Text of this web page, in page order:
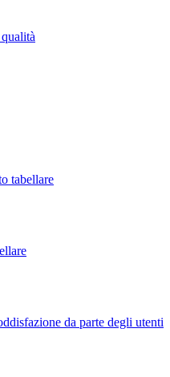
tabellare
da parte degli utenti